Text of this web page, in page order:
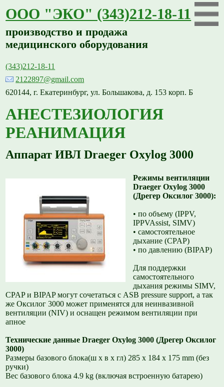
ООО "ЭКО" (343)212-18-11
производство и продажа
медицинского оборудования
(343)212-18-11
2122897@gmail.com
620144, г. Екатеринбург, ул. Большакова, д. 153 корп. Б
АНЕСТЕЗИОЛОГИЯ
РЕАНИМАЦИЯ
Аппарат ИВЛ Draeger Oxylog 3000
Режимы вентиляции
Draeger Oxylog 3000
(Дрегер Оксилог 3000):
• по объему (IPPV,
IPPVAssist, SIMV)
• самостоятельное
дыхание (CPAP)
• по давлению (BIPAP)
Для поддержки
самостоятельного
дыхания режимы SIMV,
CPAP и BIPAP могут сочетаться с ASB pressure support, а так
же Оксилог 3000 может применятся для неинвазивной
вентиляции (NIV) и оснащен режимом вентиляции при
апное
Технические данные Draeger Oxylog 3000 (Дрегер Оксилог
3000)
Размеры базового блока(ш x в x гл) 285 x 184 x 175 mm (без
ручки)
Вес базового блока 4.9 kg (включая встроенную батарею)